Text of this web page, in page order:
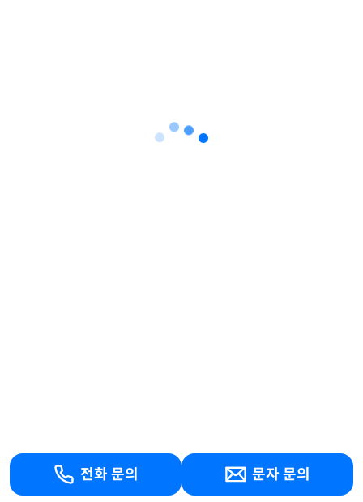
전화 문의 문자 문의